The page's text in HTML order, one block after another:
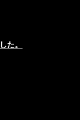
た。